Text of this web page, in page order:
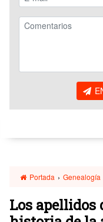
Portada › Genealogía
Los apellidos